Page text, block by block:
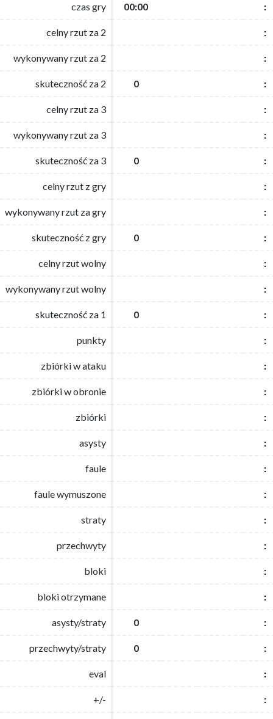
czas gry 00:00 :
celny rzut za 2 :
wykonywany rzut za 2 :
skuteczność za 2 0 :
celny rzut za 3 :
wykonywany rzut za 3 :
skuteczność za 3 0 :
celny rzut z gry :
wykonywany rzut za gry :
skuteczność z gry 0 :
celny rzut wolny :
wykonywany rzut wolny :
skuteczność za 1 0 :
punkty :
zbiórki w ataku :
zbiórki w obronie :
zbiórki :
asysty :
faule :
faule wymuszone :
straty :
przechwyty :
bloki :
bloki otrzymane :
asysty/straty 0 :
przechwyty/straty 0 :
eval :
+/- :
czas gry 00:00 :
celny rzut za 2 :
wykonywany rzut za 2 :
skuteczność za 2 0 :
celny rzut za 3 :
wykonywany rzut za 3 :
skuteczność za 3 0 :
celny rzut z gry :
wykonywany rzut za gry :
skuteczność z gry 0 :
celny rzut wolny :
wykonywany rzut wolny :
skuteczność za 1 0 :
punkty :
zbiórki w ataku :
zbiórki w obronie :
zbiórki :
asysty :
faule :
faule wymuszone :
straty :
przechwyty :
bloki :
bloki otrzymane :
asysty/straty 0 :
przechwyty/straty 0 :
eval :
+/- :